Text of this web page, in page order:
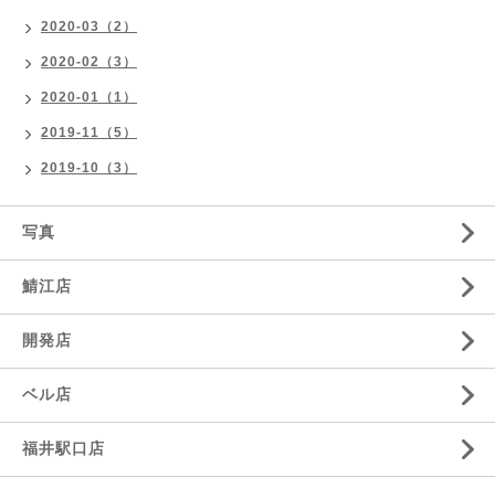
2020-03（2）
2020-02（3）
2020-01（1）
2019-11（5）
2019-10（3）
写真
鯖江店
開発店
ベル店
福井駅口店